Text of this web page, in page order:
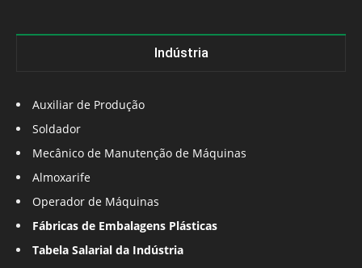
Indústria
Auxiliar de Produção
Soldador
Mecânico de Manutenção de Máquinas
Almoxarife
Operador de Máquinas
Fábricas de Embalagens Plásticas
Tabela Salarial da Indústria